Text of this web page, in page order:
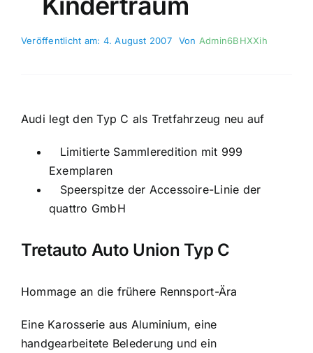
Veröffentlicht am: 4. August 2007 Von Admin6BHXXih
Audi legt den Typ C als Tretfahrzeug neu auf
Limitierte Sammleredition mit 999
Exemplaren
Speerspitze der Accessoire-Linie der
quattro GmbH
Tretauto Auto Union Typ C
Hommage an die frühere Rennsport-Ära
Eine Karosserie aus Aluminium, eine
handgearbeitete Belederung und ein